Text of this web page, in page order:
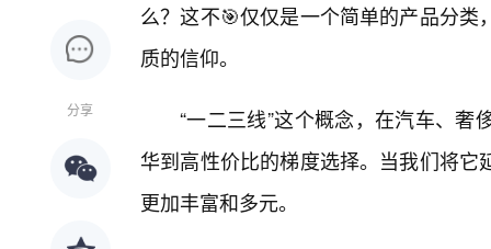
分享
么？这不🎯仅仅是一个简单的产品分
质的信仰。
“一二三线”这个概念，在汽车、
华到高性价比的梯度选择。当我们将
更加丰富和多元。